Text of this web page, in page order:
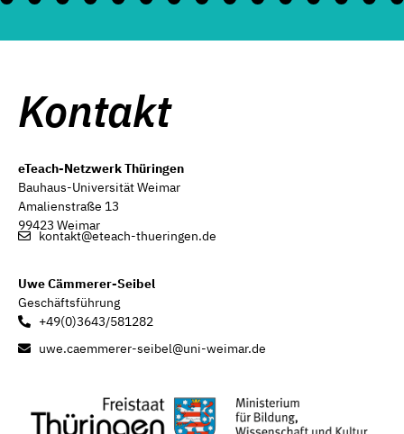
Kontakt
eTeach-Netzwerk Thüringen
Bauhaus-Universität Weimar
Amalienstraße 13
99423 Weimar
kontakt@eteach-thueringen.de
Uwe Cämmerer-Seibel
Geschäftsführung
+49(0)3643/581282
uwe.caemmerer-seibel@uni-weimar.de